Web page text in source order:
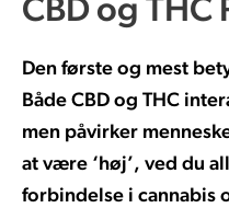
CBD og
Den første og mest
Både CBD og THC
men påvirker
at være ‘høj’, ved du
forbindelse i cannabis